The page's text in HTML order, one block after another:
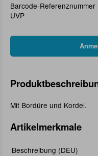
Barcode-Referenznummer
UVP
Mit Bordüre und Kordel.
Artikelmerkmale
Beschreibung (DEU)